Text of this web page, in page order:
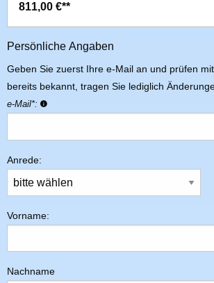
811,00 €**
Persönliche Angaben
Geben Sie zuerst Ihre e-Mail an und prüfen
bereits bekannt, tragen Sie lediglich
e-Mail*:
Anrede:
Vorname:
Nachname